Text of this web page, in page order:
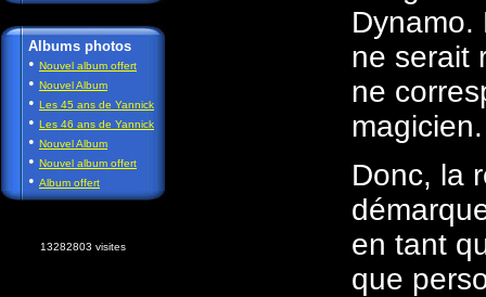
Albums photos
• Nouvel album offert
• Nouvel Album
• Les 45 ans de Yannick
• Les 46 ans de Yannick
• Nouvel Album
• Nouvel album offert
• Album offert
13282803 visites
Dynamo.
ne serait
ne
magicien.
Donc, la
en tant
que